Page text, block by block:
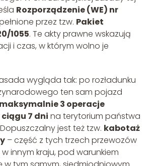
Rozporządzenie (WE) nr
przez tzw. Pakiet
1055. Te akty prawne wskazują
i czas, w którym wolno je
wygląda tak: po rozładunku
ten sam pojazd
maksymalnie 3 operacje
7 dni na terytorium państwa
jest też tzw. kabotaż
– część z tych trzech przewozów
innym kraju, pod warunkiem